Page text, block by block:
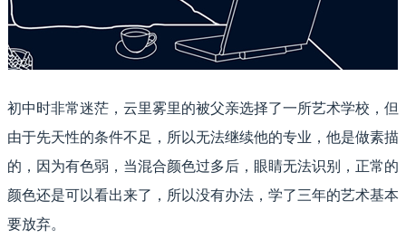
初中时非常迷茫，云里雾里的被父亲选择了一所艺术学校，但
由于先天性的条件不足，所以无法继续他的专业，他是做素描
的，因为有色弱，当混合颜色过多后，眼睛无法识别，正常的
颜色还是可以看出来了，所以没有办法，学了三年的艺术基本
要放弃。